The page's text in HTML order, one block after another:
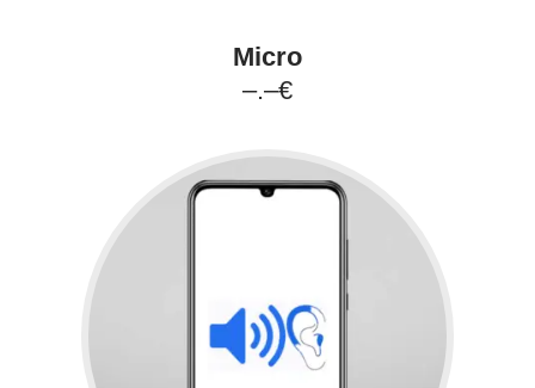
Micro
–.–€